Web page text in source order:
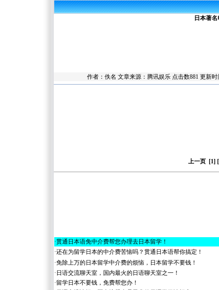
日本著
作者：佚名 文章来源： 腾讯娱乐 点击数881 更新
上一页 [1]
·贯通日本语免中介费帮您办理去日本留学！
·还在为留学日本的中介费苦恼吗？贯通日本语帮你搞定！
·免除上万的日本留学中介费的烦恼，日本留学不要钱！
· 日语交流聊天室，国内最火的日语聊天室之一！
·留学日本不要钱，免费帮您办！